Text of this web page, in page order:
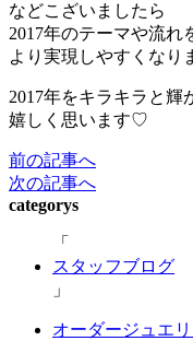
などこざいましたら
2017年のテーマや流れ
より実現しやすくなり
2017年をキラキラと輝
嬉しく思います♡
前の記事へ
次の記事へ
categorys
スタッフブログ
オーダージュエ